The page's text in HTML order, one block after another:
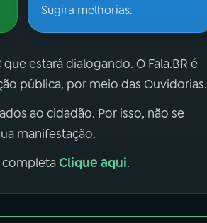
Sugira melhorias.
estará dialogando. O Fala.BR é
pública, por meio das Ouvidorias.
ao cidadão. Por isso, não se
manifestação.
completaClique aqui.